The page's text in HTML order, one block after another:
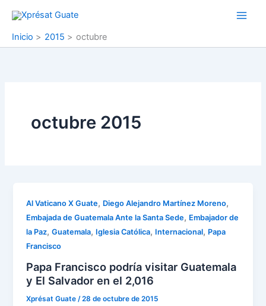
contenido
Inicio 2015 octubre
octubre 2015
Al Vaticano X Guate, Diego Alejandro Martínez Moreno,
Embajada de Guatemala Ante la Santa Sede, Embajador de
la Paz,Guatemala, Iglesia Católica, Internacional, Papa
Francisco
Papa Francisco podría visitar Guatemala
y El Salvador en el 2,016
Xprésat Guate /28 de octubre de 2015